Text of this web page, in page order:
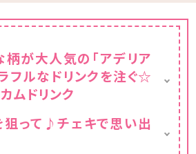
が大人気の「アデリア
フルなドリンクを注ぐ☆
ムドリンク
1本お渡し（人数分）
が対象
狙って♪チェキで思い出